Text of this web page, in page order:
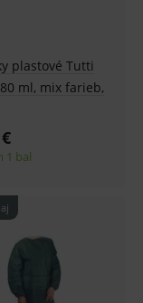
plastové Tutti
ml, mix farieb,
1 bal